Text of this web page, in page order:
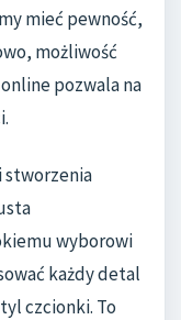
mieć pewność,
możliwość
pozwala na
stworzenia
wyborowi
każdy detal
czcionki. To